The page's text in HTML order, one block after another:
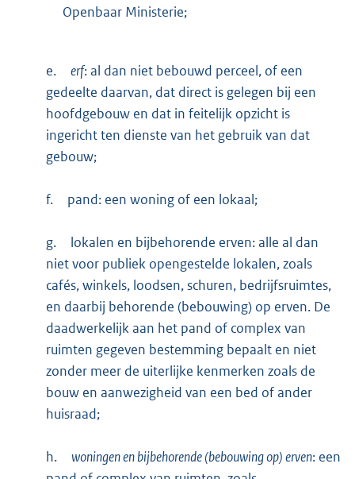
Openbaar Ministerie;
e. erf: al dan niet bebouwd perceel, of een
gedeelte daarvan, dat direct is gelegen bij een
hoofdgebouw en dat in feitelijk opzicht is
ingericht ten dienste van het gebruik van dat
gebouw;
f. pand: een woning of een lokaal;
g.
lokalen en bijbehorende erven: alle al dan
niet voor publiek opengestelde lokalen, zoals
cafés, winkels, loodsen, schuren, bedrijfsruimtes,
en daarbij behorende (bebouwing) op erven. De
daadwerkelijk aan het pand of complex van
ruimten gegeven bestemming bepaalt en niet
zonder meer de uiterlijke kenmerken zoals de
bouw en aanwezigheid van een bed of ander
huisraad;
h. woningen en bijbehorende (bebouwing op) erven: een